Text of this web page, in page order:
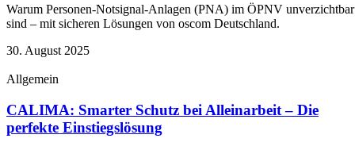
Warum Personen-Notsignal-Anlagen (PNA) im ÖPNV unverzichtbar
sind – mit sicheren Lösungen von oscom Deutschland.
30. August 2025
Allgemein
CALIMA: Smarter Schutz bei Alleinarbeit – Die
perfekte Einstiegslösung